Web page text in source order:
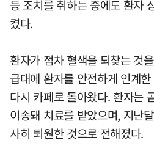
등 조치를 취하는 중에도 환자
켰다.
환자가 점차 혈색을 되찾는 것
급대에 환자를 안전하게 인계
다시 카페로 돌아왔다. 환자는
이송돼 치료를 받았으며, 지난
사히 퇴원한 것으로 전해졌다.